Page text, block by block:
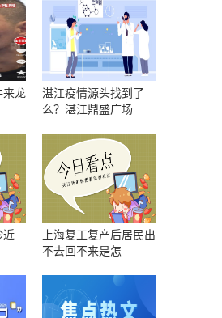
来龙
湛江疫情源头找到了
么？湛江鼎盛广场
近
上海复工复产后居民出
不去回不来是怎